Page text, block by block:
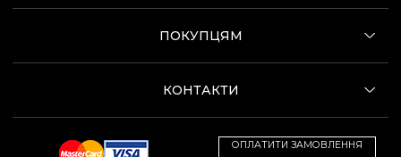
ПОКУПЦЯМ
КОНТАКТИ
ОПЛАТИТИ ЗАМОВЛЕННЯ